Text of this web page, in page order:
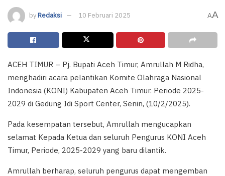
byRedaksi 10 Februari 2025 AA
ACEH TIMUR – Pj. Bupati Aceh Timur, Amrullah M Ridha,
menghadiri acara pelantikan Komite Olahraga Nasional
Indonesia (KONI) Kabupaten Aceh Timur. Periode 2025-
2029 di Gedung Idi Sport Center, Senin, (10/2/2025).
Pada kesempatan tersebut, Amrullah mengucapkan
selamat Kepada Ketua dan seluruh Pengurus KONI Aceh
Timur, Periode, 2025-2029 yang baru dilantik.
Amrullah berharap, seluruh pengurus dapat mengemban